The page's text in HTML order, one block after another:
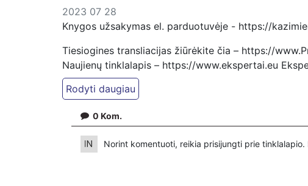
2023 07 28
Knygos užsakymas el. parduotuvėje - https://
Tiesiogines transliacijas žiūrėkite čia – https://
Naujienų tinklalapis – https://www.ekspertai.eu
Telegram'e – https://t.me/forum_ds
Mūsų veikla galima tik dėka skaitytojų ir žiūrovų,
Patreon platformoje patreon.com/KazimierasJuraitis
Tiesiogiai pervedant per PayPal paypal.me/
0 Kom.
Norint komentuoti, reikia prisijungti prie tinklalapio.